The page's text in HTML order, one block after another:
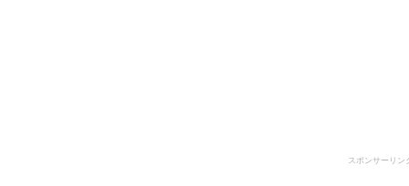
スポンサーリン